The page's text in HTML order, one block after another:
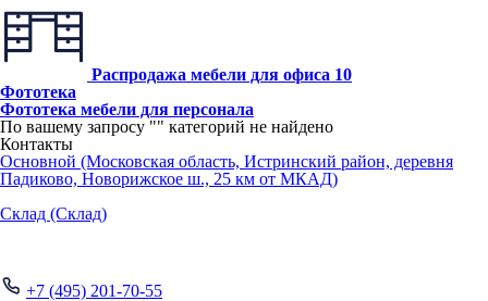
Распродажа мебели для офиса 10
Фототека
Фототека мебели для персонала
По вашему запросу "" категорий не найдено
Контакты
Основной (Московская область, Истринский район, деревня
Падиково, Новорижское ш., 25 км от МКАД)
Склад (Склад)
+7 (495) 201-70-55